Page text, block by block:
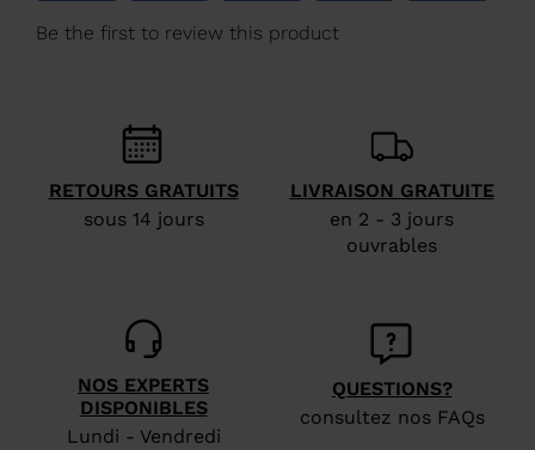
Belgique.
We
visiting
website
version
States.
RETOURS GRATUITS
sous 14 jours
LIVRAISON GRATUITE
en 2 - 3 jours
ouvrables
NOS EXPERTS
DISPONIBLES
Lundi - Vendredi
QUESTIONS?
consultez nos FAQs